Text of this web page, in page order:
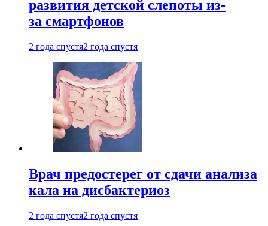
развития детской слепоты из-
за смартфонов
2 года спустя2 года спустя
Врач предостерег от сдачи анализа
кала на дисбактериоз
2 года спустя2 года спустя